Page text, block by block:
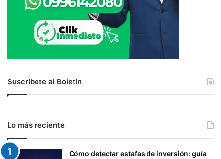
Suscríbete al Boletín
Lo más reciente
Cómo detectar estafas de inversión: guía